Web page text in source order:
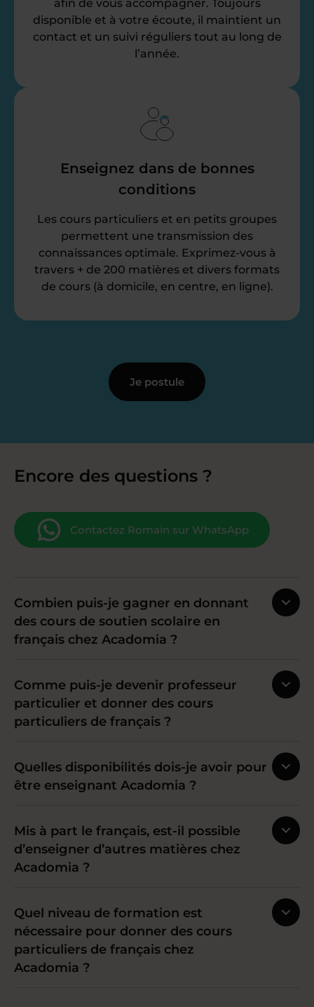
afin de vous accompagner. Toujours
disponible et à votre écoute, il maintient un
contact et un suivi réguliers tout au long de
l’année.
Enseignez dans de bonnes
conditions
Les cours particuliers et en petits groupes
permettent une transmission des
connaissances optimale. Exprimez-vous à
travers + de 200 matières et divers formats
de cours (à domicile, en centre, en ligne).
Je postule
Encore des questions ?
Contactez Romain sur WhatsApp
Combien puis-je gagner en donnant
des cours de soutien scolaire en
français chez Acadomia ?
Comme puis-je devenir professeur
particulier et donner des cours
particuliers de français ?
Quelles disponibilités dois-je avoir pour
être enseignant Acadomia ?
Mis à part le français, est-il possible
d’enseigner d’autres matières chez
Acadomia ?
Quel niveau de formation est
nécessaire pour donner des cours
particuliers de français chez
Acadomia ?